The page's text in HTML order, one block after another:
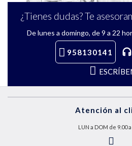
¿Tienes dudas? Te
De lunes a domingo, de 9 a 22
958130141
Atención al
LUN a DOM de 9.00